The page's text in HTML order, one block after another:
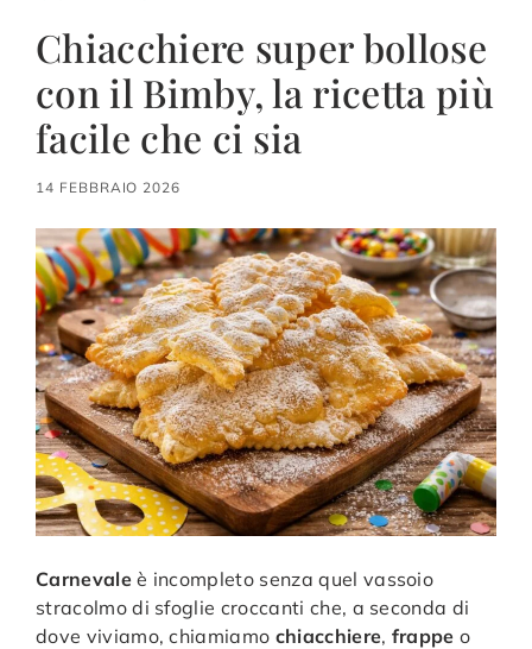
Chiacchiere super bollose
con il Bimby, la ricetta più
facile che ci sia
14 FEBBRAIO 2026
Carnevaleè incompleto senza quel vassoio
stracolmo di sfoglie croccanti che, a seconda di
dove viviamo, chiamiamo chiacchiere, frappe o